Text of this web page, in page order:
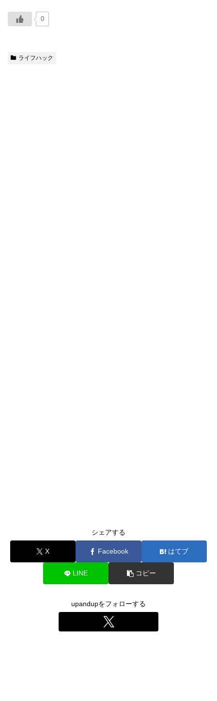
0
ライフハック
シェアする
X Facebook はてブ
LINE コピー
upandupをフォローする